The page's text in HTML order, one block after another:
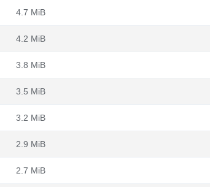
4.7 MiB
4.2 MiB
3.8 MiB
3.5 MiB
3.2 MiB
2.9 MiB
2.7 MiB